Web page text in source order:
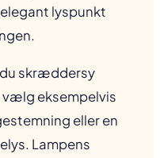
lyspunkt
skræddersy
vælg eksempelvis
eller en
Lampens